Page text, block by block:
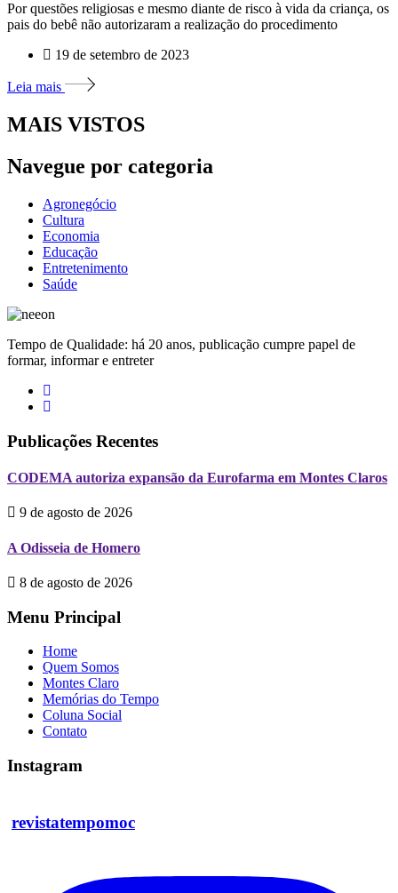
Por questões religiosas e mesmo diante de risco à vida da criança, os
pais do bebê não autorizaram a realização do procedimento
19 de setembro de 2023
Leia mais
MAIS VISTOS
Navegue por categoria
Agronegócio
Cultura
Economia
Educação
Entretenimento
Saúde
Tempo de Qualidade: há 20 anos, publicação cumpre papel de
formar, informar e entreter
Publicações Recentes
CODEMA autoriza expansão da Eurofarma em Montes Claros
9 de agosto de 2026
A Odisseia de Homero
8 de agosto de 2026
Menu Principal
Home
Quem Somos
Montes Claro
Memórias do Tempo
Coluna Social
Contato
Instagram
revistatempomoc